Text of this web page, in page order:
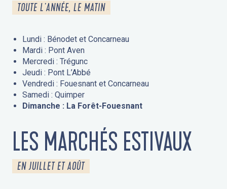
TOUTE L'ANNÉE, LE MATIN
Lundi : Bénodet et Concarneau
Mardi : Pont Aven
Mercredi : Trégunc
Jeudi : Pont L’Abbé
Vendredi : Fouesnant et Concarneau
Samedi : Quimper
Dimanche : La Forêt-Fouesnant
LES MARCHÉS ESTIVAUX
EN JUILLET ET AOÛT